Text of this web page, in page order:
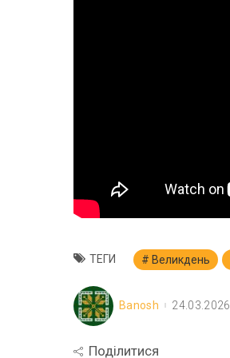
ТЕГИ Великдень
Banosh 24.03.2026
Поділитися